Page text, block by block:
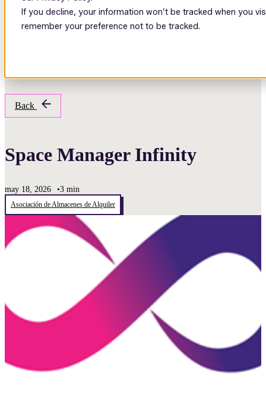
If you decline, your information won’t be tracked when you
remember your preference not to be tracked.Open main navigation
Back
Space Manager Infinity
may 18, 2026 •3 min
Asociación de Almacenes de Alquiler